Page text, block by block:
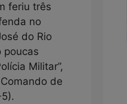
feriu três
no
do Rio
poucas
Militar”,
de